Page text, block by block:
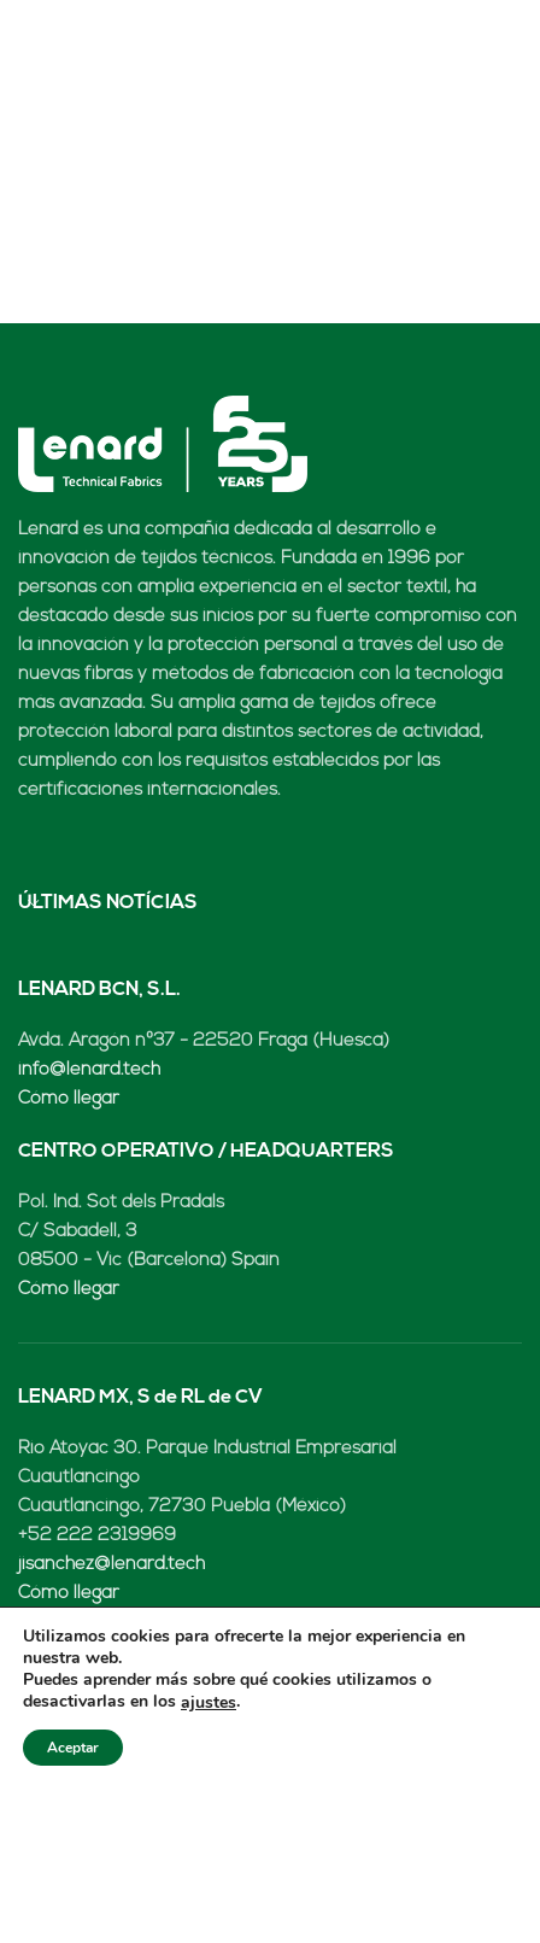
Lenard es una compañía dedicada al desarrollo e
innovación de tejidos técnicos. Fundada en 1996 por
personas con amplia experiencia en el sector textil, ha
destacado desde sus inicios por su fuerte compromiso con
la innovación y la protección personal a través del uso de
nuevas fibras y métodos de fabricación con la tecnología
más avanzada. Su amplia gama de tejidos ofrece
protección laboral para distintos sectores de actividad,
cumpliendo con los requisitos establecidos por las
certificaciones internacionales.
ÚLTIMAS NOTÍCIAS
LENARD BCN, S.L.
Avda. Aragón nº37 - 22520 Fraga (Huesca)
info@lenard.tech
Cómo llegar
CENTRO OPERATIVO / HEADQUARTERS
Pol. Ind. Sot dels Pradals
C/ Sabadell, 3
08500 - Vic (Barcelona) Spain
Cómo llegar
LENARD MX, S de RL de CV
Rio Atoyac 30. Parque Industrial Empresarial
Cuautlancingo
Cuautlancingo, 72730 Puebla (México)
+52 222 2319969
jisanchez@lenard.tech
Cómo llegar
LENARD USA CORP
2655-Lejeune Rd., Suite 810
Utilizamos cookies para ofrecerte la mejor experiencia en
nuestra web.
Puedes aprender más sobre qué cookies utilizamos o
desactivarlas en los ajustes.
Aceptar